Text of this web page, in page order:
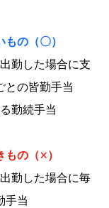
の（〇）
勤した場合に支
との皆勤手当
勤続手当
の（×）
勤した場合に毎
手当